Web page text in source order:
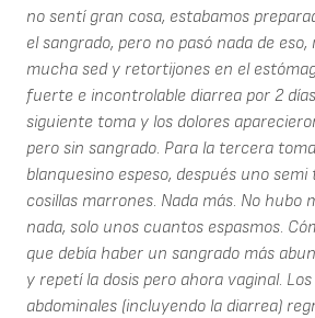
no sentí gran cosa, estabamos
el sangrado, pero no pasó nada de
mucha sed y retortijones en el
fuerte e incontrolable diarrea por 2
siguiente toma y los dolores
pero sin sangrado. Para la tercera
blanquesino espeso, después uno
cosillas marrones. Nada más. No hubo
nada, solo unos cuantos espasmos.
que debía haber un sangrado más
y repetí la dosis pero ahora vaginal.
abdominales (incluyendo la diarrea)